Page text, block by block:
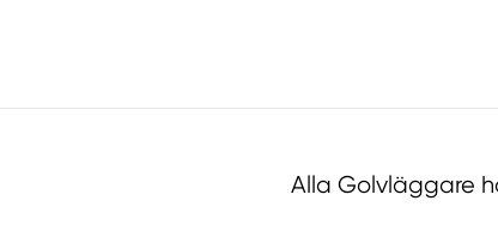
Alla Golvläggare